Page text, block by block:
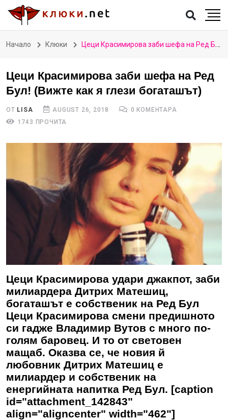
Начало Клюки Цеци Красимирова заби шефа на Ред Бул! (Вижте как я глези богаташът)
Цеци Красимирова заби шефа на Ред
Бул! (Вижте как я глези богаташът)
ОТ LISA AUGUST 26, 2018
0 КОМЕНТАРА
1743 ПРОЧИТА
Цеци Красимирова удари джакпот, заби
милиардера Дитрих Матешиц,
богаташът е собственик на Ред Бул
Цеци Красимирова смени предишното
си гадже Владимир Вутов с много по-
голям баровец. И то от световен
мащаб. Оказва се, че новия й
любовник Дитрих Матешиц е
милиардер и собственик на
енергийната напитка Ред Бул. [caption
id="attachment_142843"
align="aligncenter" width="462"]